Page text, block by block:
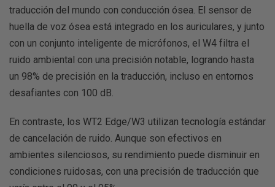
traducción del mundo con conducción ósea. El sensor de
huella de voz ósea está integrado en los auriculares, y junto
con un conjunto inteligente de micrófonos, el W4 filtra el
ruido ambiental con una precisión notable, logrando hasta
un 98% de precisión en la traducción, incluso en entornos
desafiantes con 100 dB.
En contraste, los WT2 Edge/W3 utilizan tecnología estándar
de cancelación de ruido. Aunque son efectivos en
ambientes silenciosos, su rendimiento puede disminuir en
condiciones ruidosas, con una precisión de traducción que